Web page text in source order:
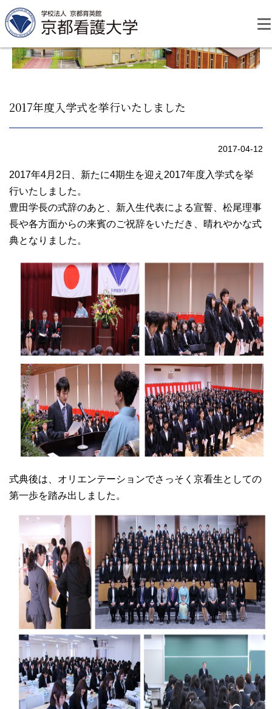
大学紹介
看護学部・編入学
学校生活
大学院【博士前期課程】
大学院【博士後期課程】
感染管理認定看護師教育課程
看護の智協働開発センター
入試案内
サイト案内
在校生専用
to
2017年度入学式を挙行いたしました
2017-04-12
2017年4月2日、新たに4期生を迎え2017年度入学式を挙
行いたしました。
豊田学長の式辞のあと、新入生代表による宣誓、松尾理事
長や各方面からの来賓のご祝辞をいただき、晴れやかな式
典となりました。
式典後は、オリエンテーションでさっそく京看生としての
第一歩を踏み出しました。